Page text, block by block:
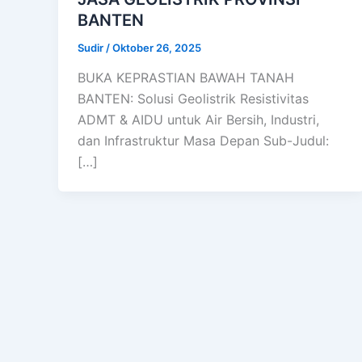
BANTEN
Sudir /Oktober 26, 2025
BUKA KEPRASTIAN BAWAH TANAH
BANTEN: Solusi Geolistrik Resistivitas
ADMT & AIDU untuk Air Bersih, Industri,
dan Infrastruktur Masa Depan Sub-Judul:
[…]